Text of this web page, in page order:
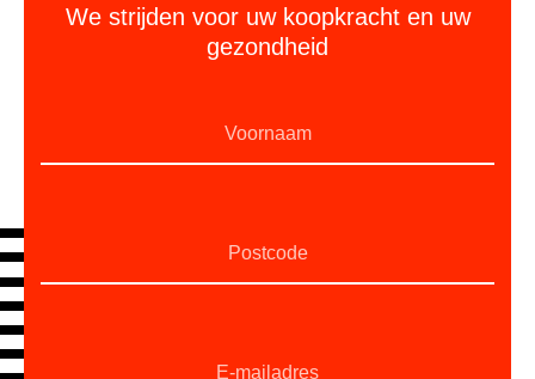
We strijden voor uw koopkracht en uw
gezondheid